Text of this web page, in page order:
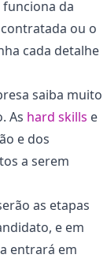
da
ou o
cada detalhe
saiba muito
As hard skills e
e dos
a serem
as etapas
e em
entrará em